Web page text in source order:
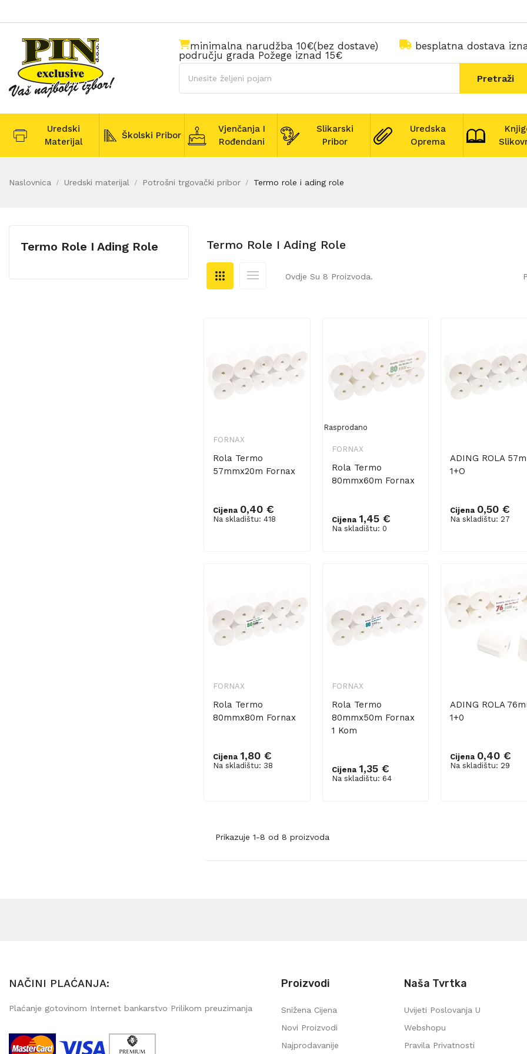
minimalna narudžba 10€(bez dostave)
besplatna dostava
području grada Požege iznad 15€
Pretraži
Uredski
Materijal
Školski Pribor
Vjenčanja I
Rođendani
Slikarski
Pribor
Uredska
Oprema
Naslovnica Uredski materijal Potrošni trgovački pribor Termo role i ading role
Termo Role I Ading Role Termo Role I Ading Role
Ovdje Su 8 Proizvoda.
FORNAX
Rola Termo
57mmx20m Fornax
Cijena 0,40 €
Na skladištu: 418
Dodaj u košaricu
Rasprodano
FORNAX
Rola Termo
80mmx60m Fornax
Cijena 1,45 €
Na skladištu: 0
ADING ROLA
1+O
Cijena 0,50 €
Na skladištu: 27
Dodaj u košaricu
FORNAX
Rola Termo
80mmx80m Fornax
Cijena 1,80 €
Na skladištu: 38
Dodaj u košaricu
FORNAX
Rola Termo
80mmx50m Fornax
1 Kom
Cijena 1,35 €
Na skladištu: 64
Dodaj u košaricu
ADING ROLA
1+0
Cijena 0,40 €
Na skladištu: 29
Dodaj u košaricu
Prikazuje 1-8 od 8 proizvoda
NAČINI PLAĆANJA:
Plaćanje gotovinom Internet bankarstvo Prilikom preuzimanja
Proizvodi
Snižena Cijena
Novi Proizvodi
Najprodavanije
Naša Tvrtka
Uvijeti Poslovanja U
Webshopu
Pravila Privatnosti